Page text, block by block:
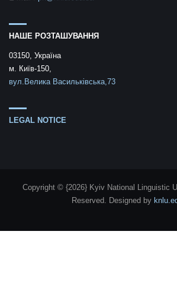
НАШЕ РОЗТАШУВАННЯ
03150, Україна
м. Київ-150,
вул.Велика Васильківська,73
LEGAL NOTICE
Copyright © {2026} Kyiv National Linguistic
Reserved. Designed by